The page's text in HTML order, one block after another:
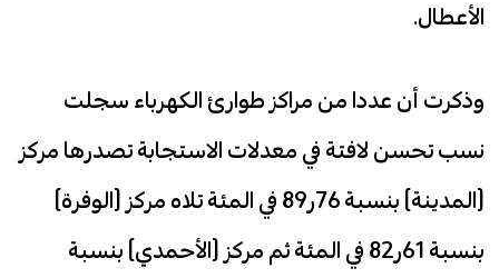
الأعطال.
وذكرت أن عددا من مراكز طوارئ الكهرباء سجلت
نسب تحسن لافتة في معدلات الاستجابة تصدرها مركز
(المدينة) بنسبة 76ر89 في المئة تلاه مركز (الوفرة)
بنسبة 61ر82 في المئة ثم مركز (الأحمدي) بنسبة